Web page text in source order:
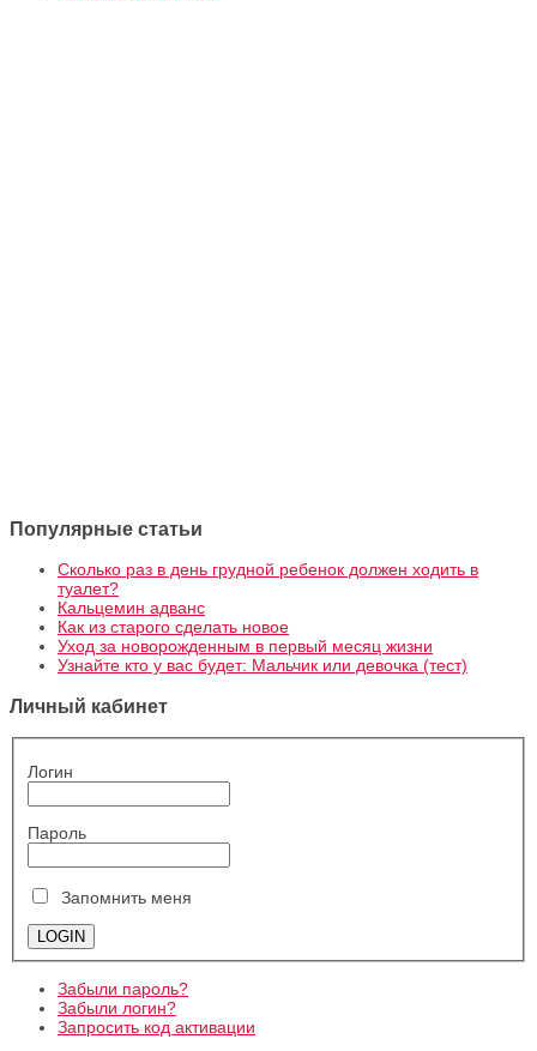
Популярные статьи
Сколько раз в день грудной ребенок должен ходить в
туалет?
Кальцемин адванс
Как из старого сделать новое
Уход за новорожденным в первый месяц жизни
Узнайте кто у вас будет: Мальчик или девочка (тест)
Личный кабинет
Логин
Пароль
Запомнить меня
Забыли пароль?
Забыли логин?
Запросить код активации